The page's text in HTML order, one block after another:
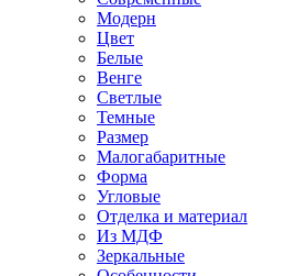
Модерн
Цвет
Белые
Венге
Светлые
Темные
Размер
Малогабаритные
Форма
Угловые
Отделка и материал
Из МДФ
Зеркальные